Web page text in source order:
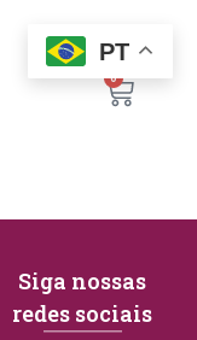
0
Siga nossas
redes sociais
PT